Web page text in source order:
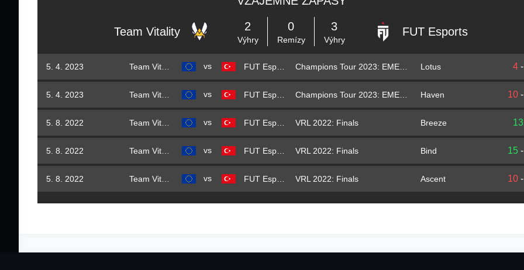
Team Vitality 2
Výhry
0
Remízy
3
Výhry
FUT Esports
5. 4. 2023 vs FUT Esports Lotus 4
5. 4. 2023 vs FUT Esports Haven 10
5. 8. 2022 vs FUT Esports VRL 2022: Finals Breeze 13
5. 8. 2022 vs FUT Esports VRL 2022: Finals Bind 15
5. 8. 2022 vs FUT Esports VRL 2022: Finals Ascent 10